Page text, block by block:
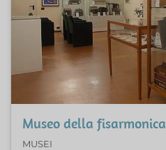
Museo della fisarmonica
MUSEI